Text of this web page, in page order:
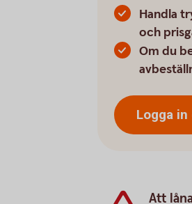
Handla
och
Om du
Logga
Att